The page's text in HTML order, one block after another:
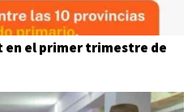
el primer trimestre de